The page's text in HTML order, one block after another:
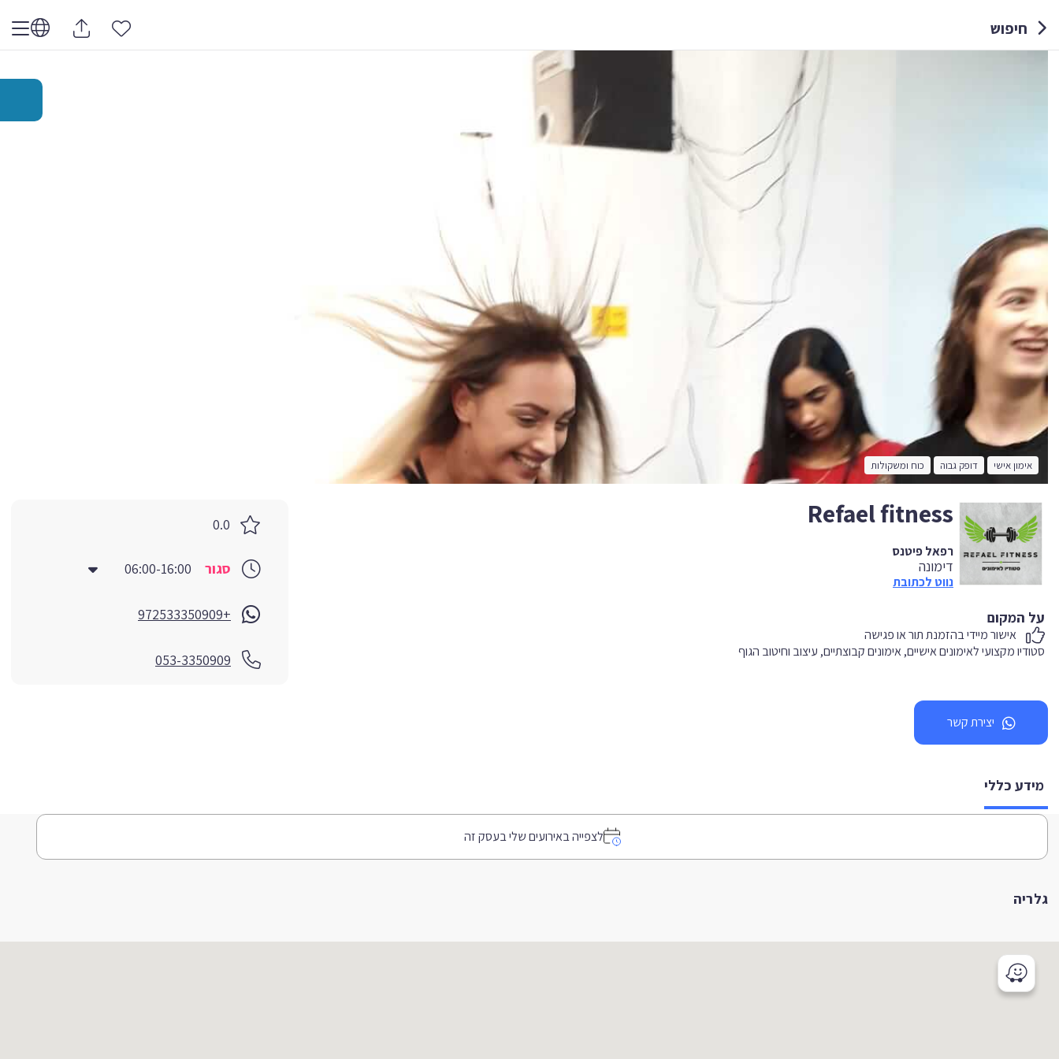
חיפוש
אימון אישי דופק גבוה כוח ומשקולות
Refael fitness
רפאל פיטנס
דימונה
נווט לכתובת
על המקום
אישור מיידי בהזמנת תור או פגישה
סטודיו מקצועי לאימונים אישיים, אימונים קבוצתיים, עיצוב וחיטוב הגוף
0.0
סגור 06:00-16:00
+972533350909
053-3350909
יצירת קשר
מידע כללי
לצפייה באירועים שלי בעסק זה
גלריה